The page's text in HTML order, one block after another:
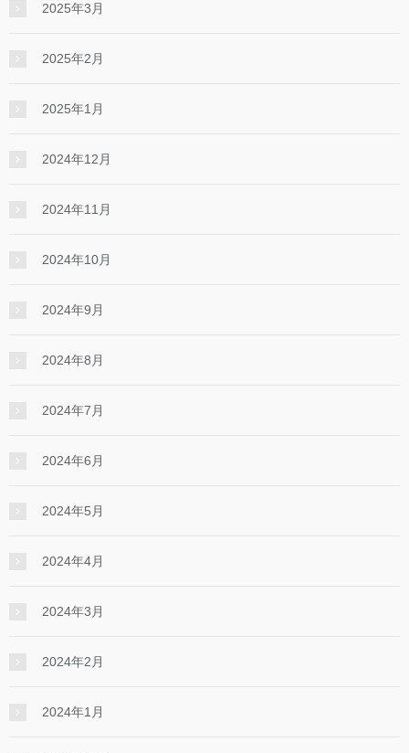
2025年3月
2025年2月
2025年1月
2024年12月
2024年11月
2024年10月
2024年9月
2024年8月
2024年7月
2024年6月
2024年5月
2024年4月
2024年3月
2024年2月
2024年1月